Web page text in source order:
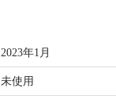
2023年1月
未使用